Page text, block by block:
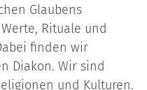
Glaubens
Rituale und
finden wir
Diakon. Wir sind
und Kulturen.